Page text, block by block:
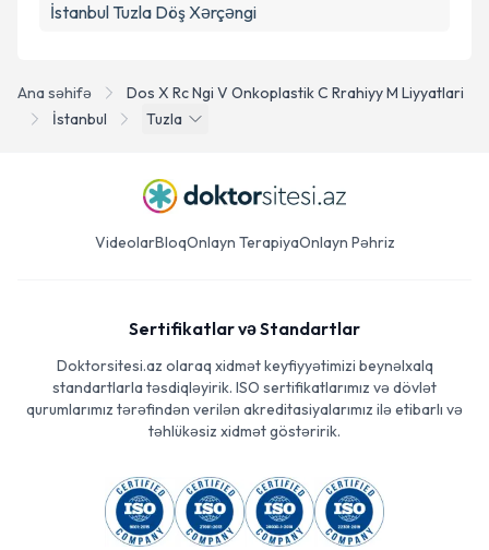
Ana səhifə
Dos X Rc Ngi V Onkoplastik C Rrahiyy M Liyyatlari
İstanbul
Tuzla
İstanbul Tuzla Döş Xərçəngi
VideolarBloqOnlayn TerapiyaOnlayn Pəhriz
Sertifikatlar və Standartlar
Doktorsitesi.az olaraq xidmət keyfiyyətimizi beynəlxalq
standartlarla təsdiqləyirik. ISO sertifikatlarımız və dövlət
qurumlarımız tərəfindən verilən akreditasiyalarımız ilə etibarlı və
təhlükəsiz xidmət göstəririk.